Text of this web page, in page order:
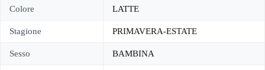
Colore LATTE
Stagione PRIMAVERA-ESTATE
Sesso BAMBINA